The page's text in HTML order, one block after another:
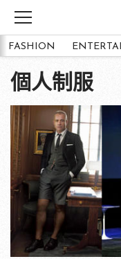
FASHION
個人制服